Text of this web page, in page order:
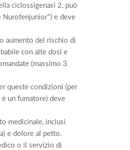
ciclossigenasi 2, può
Nurofenjunior") e deve
aumento del rischio di
con alte dosi e
(massimo 3
queste condizioni (per
un fumatore) deve
medicinale, inclusi
e dolore al petto.
o il servizio di